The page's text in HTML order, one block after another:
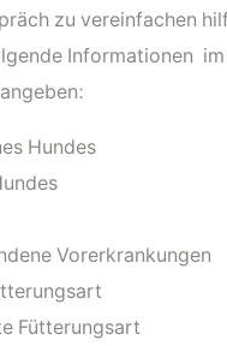
zu vereinfachen
Informationen im
Hundes
Vorerkrankungen
Fütterungsart